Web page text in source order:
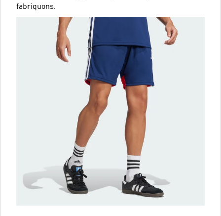
fabriquons.